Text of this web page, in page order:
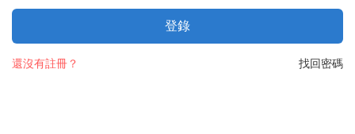
登錄
找回密碼
還沒有註冊？